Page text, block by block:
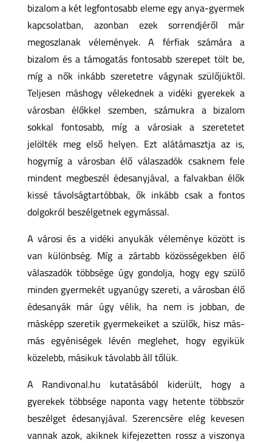
bizalom a két legfontosabb eleme egy anya-gyermek
kapcsolatban, azonban ezek sorrendjéről már
megoszlanak vélemények. A férfiak számára a
bizalom és a támogatás fontosabb szerepet tölt be,
míg a nők inkább szeretetre vágynak szülőjüktől.
Teljesen máshogy vélekednek a vidéki gyerekek a
városban élőkkel szemben, számukra a bizalom
sokkal fontosabb, míg a városiak a szeretetet
jelölték meg első helyen. Ezt alátámasztja az is,
hogymíg a városban élő válaszadók csaknem fele
mindent megbeszél édesanyjával, a falvakban élők
kissé távolságtartóbbak, ők inkább csak a fontos
dolgokról beszélgetnek egymással.
A városi és a vidéki anyukák véleménye között is
van különbség. Míg a zártabb közösségekben élő
válaszadók többsége úgy gondolja, hogy egy szülő
minden gyermekét ugyanúgy szereti, a városban élő
édesanyák már úgy vélik, ha nem is jobban, de
másképp szeretik gyermekeiket a szülők, hisz más-
más egyéniségek lévén meglehet, hogy egyikük
közelebb, másikuk távolabb áll tőlük.
A Randivonal.hu kutatásából kiderült, hogy a
gyerekek többsége naponta vagy hetente többször
beszélget édesanyjával. Szerencsére elég kevesen
vannak azok, akiknek kifejezetten rossz a viszonya